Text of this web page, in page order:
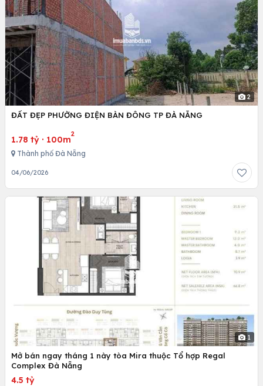
2
ĐẤT ĐẸP PHƯỜNG ĐIỆN BÀN ĐÔNG TP ĐÀ NẴNG
1.78 tỷ · 100m
2
Thành phố Đà Nẵng
04/06/2026
1
Mở bán ngay tháng 1 này tòa Mira thuộc Tổ hợp Regal
Complex Đà Nẵng
4.5 tỷ